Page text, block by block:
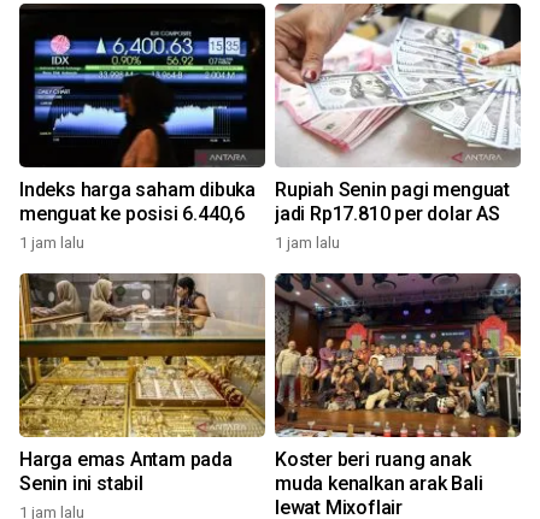
Indeks harga saham dibuka
menguat ke posisi 6.440,6
1 jam lalu
Rupiah Senin pagi menguat
jadi Rp17.810 per dolar AS
1 jam lalu
Harga emas Antam pada
Senin ini stabil
1 jam lalu
Koster beri ruang anak
muda kenalkan arak Bali
lewat Mixoflair